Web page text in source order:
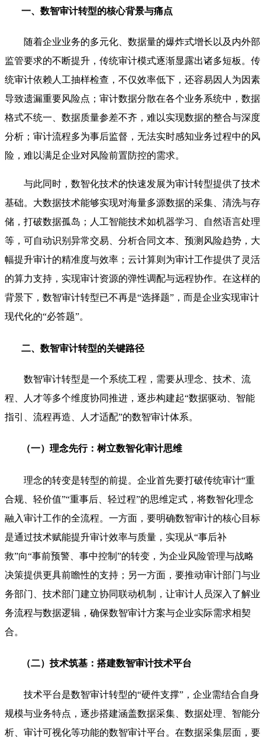
一、数智审计转型的核心背景与痛点
随着企业业务的多元化、数据量的爆炸式增长以及内外部
监管要求的不断提升，传统审计模式逐渐显露出诸多短板。传
统审计依赖人工抽样检查，不仅效率低下，还容易因人为因素
导致遗漏重要风险点；审计数据分散在各个业务系统中，数据
格式不统一、数据质量参差不齐，难以实现数据的整合与深度
分析；审计流程多为事后监督，无法实时感知业务过程中的风
险，难以满足企业对风险前置防控的需求。
与此同时，数智化技术的快速发展为审计转型提供了技术
基础。大数据技术能够实现对海量多源数据的采集、清洗与存
储，打破数据孤岛；人工智能技术如机器学习、自然语言处理
等，可自动识别异常交易、分析合同文本、预测风险趋势，大
幅提升审计的精准度与效率；云计算则为审计工作提供了灵活
的算力支持，实现审计资源的弹性调配与远程协作。在这样的
背景下，数智审计转型已不再是“选择题”，而是企业实现审计
现代化的“必答题”。
二、数智审计转型的关键路径
数智审计转型是一个系统工程，需要从理念、技术、流
程、人才等多个维度协同推进，逐步构建起“数据驱动、智能
指引、流程再造、人才适配”的数智审计体系。
（一）理念先行：树立数智化审计思维
理念的转变是转型的前提。企业首先要打破传统审计“重
合规、轻价值”“重事后、轻过程”的思维定式，将数智化理念
融入审计工作的全流程。一方面，要明确数智审计的核心目标
是通过技术赋能提升审计效率与质量，实现从“事后补
救”向“事前预警、事中控制”的转变，为企业风险管理与战略
决策提供更具前瞻性的支持；另一方面，要推动审计部门与业
务部门、技术部门建立协同联动机制，让审计人员深入了解业
务流程与数据逻辑，确保数智审计方案与企业实际需求相契
合。
（二）技术筑基：搭建数智审计技术平台
技术平台是数智审计转型的“硬件支撑”，企业需结合自身
规模与业务特点，逐步搭建涵盖数据采集、数据处理、智能分
析、审计可视化等功能的数智审计平台。在数据采集层面，要